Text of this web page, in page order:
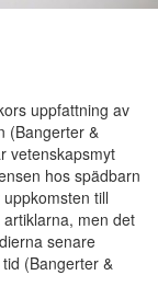
uppfattning av
(Bangerter &
vetenskapsmyt
hos spädbarn
till
men det
senare
(Bangerter &